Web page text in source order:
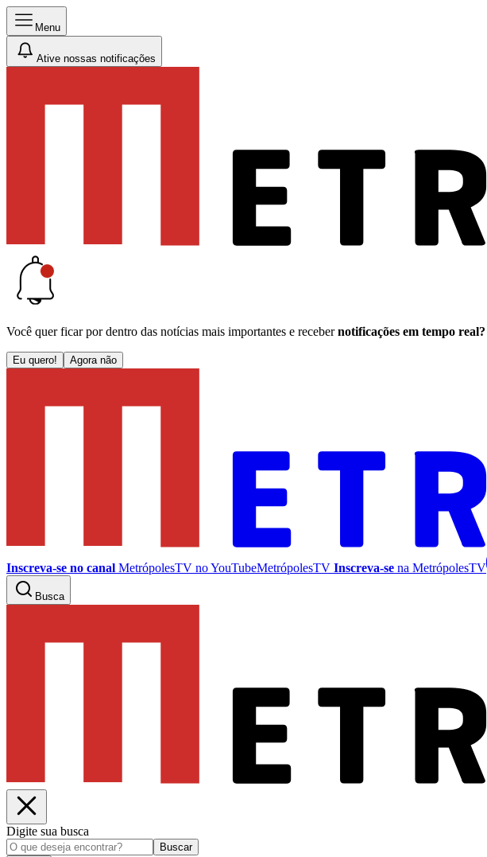
Menu
Ative nossas notificações
Você quer ficar por dentro das notícias mais importantes e receber notificações em tempo real?
Eu quero! Agora não
Inscreva-se no canal MetrópolesTV noYouTubeMetrópolesTV Inscreva-se na MetrópolesTV
Busca
Digite sua busca
Buscar